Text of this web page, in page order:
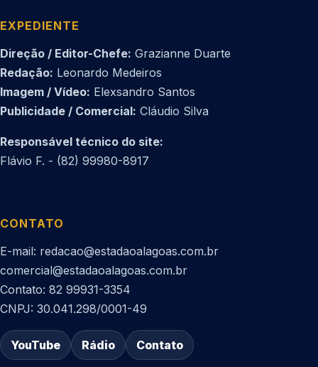
EXPEDIENTE
Direção / Editor-Chefe: Grazianne Duarte
Redação: Leonardo Medeiros
Imagem / Vídeo: Elexsandro Santos
Publicidade / Comercial: Cláudio Silva
Responsável técnico do site:
Flávio F. - (82) 99980-8917
CONTATO
E-mail: redacao@estadaoalagoas.com.br
comercial@estadaoalagoas.com.br
Contato: 82 99931-3354
CNPJ: 30.041.298/0001-49
YouTube Rádio Contato